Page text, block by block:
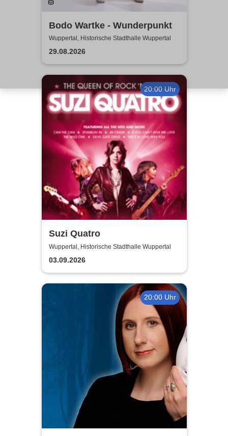
Bodo Wartke - Wunderpunkt
Wuppertal, Historische Stadthalle Wuppertal
29.08.2026
20:00 Uhr
Suzi Quatro
Wuppertal, Historische Stadthalle Wuppertal
03.09.2026
20:00 Uhr